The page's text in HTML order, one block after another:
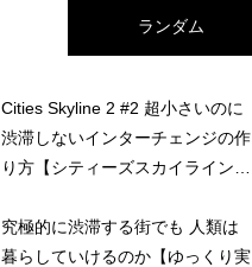
ランダム
Cities Skyline 2 #2 超小さいのに
渋滞しないインターチェンジの作
り方【シティーズスカイライン
#シティーズスカイライン2
究極的に渋滞する街でも 人類は
暮らしていけるのか【ゆっくり実